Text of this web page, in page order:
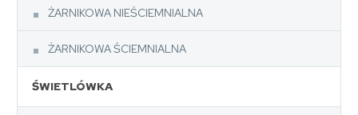
ŻARNIKOWA NIEŚCIEMNIALNA
ŻARNIKOWA ŚCIEMNIALNA
ŚWIETLÓWKA